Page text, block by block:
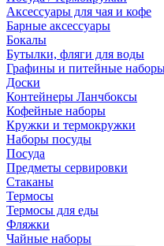
Аксессуары для чая и кофе
Барные аксессуары
Бокалы
Бутылки, фляги для воды
Графины и питейные
Доски
Контейнеры Ланчбоксы
Кофейные наборы
Кружки и термокружки
Наборы посуды
Посуда
Предметы сервировки
Стаканы
Термосы
Термосы для еды
Фляжки
Чайные наборы